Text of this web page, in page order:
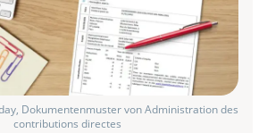
Dokumentenmuster von Administration des
contributions directes